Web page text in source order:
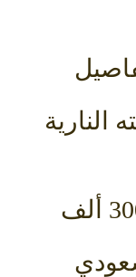
النارية
قطع مسافة 300 ألف